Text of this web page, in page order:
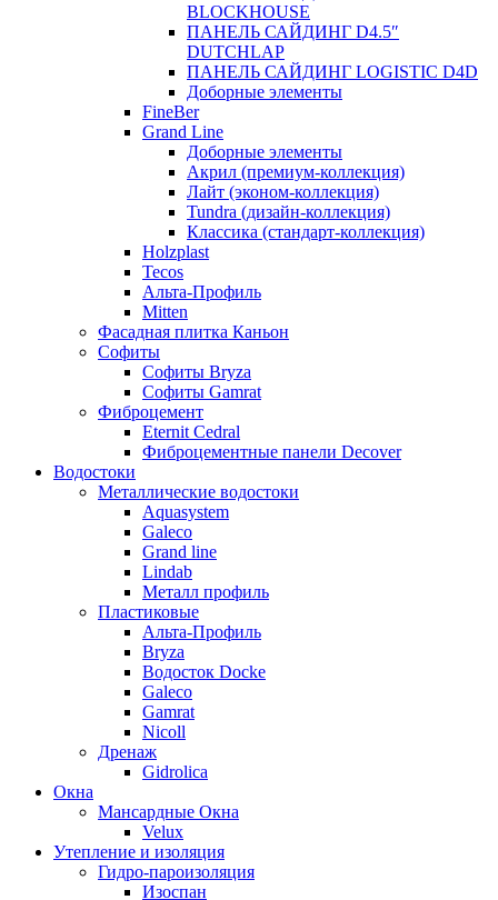
BLOCKHOUSE
ПАНЕЛЬ САЙДИНГ D4.5″
DUTCHLAP
ПАНЕЛЬ САЙДИНГ LOGISTIC D4D
Доборные элементы
FineBer
Grand Line
Доборные элементы
Акрил (премиум-коллекция)
Лайт (эконом-коллекция)
Tundra (дизайн-коллекция)
Классика (стандарт-коллекция)
Holzplast
Tecos
Альта-Профиль
Mitten
Фасадная плитка Каньон
Софиты
Софиты Bryza
Софиты Gamrat
Фиброцемент
Eternit Cedral
Фиброцементные панели Decover
Водостоки
Металлические водостоки
Aquasystem
Galeco
Grand line
Lindab
Металл профиль
Пластиковые
Альта-Профиль
Bryza
Водосток Docke
Galeco
Gamrat
Nicoll
Дренаж
Gidrolica
Окна
Мансардные Окна
Velux
Утепление и изоляция
Гидро-пароизоляция
Изоспан